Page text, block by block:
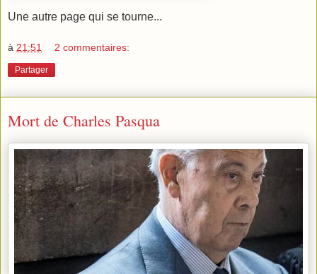
Une autre page qui se tourne...
à 21:51 2 commentaires:
Partager
Mort de Charles Pasqua